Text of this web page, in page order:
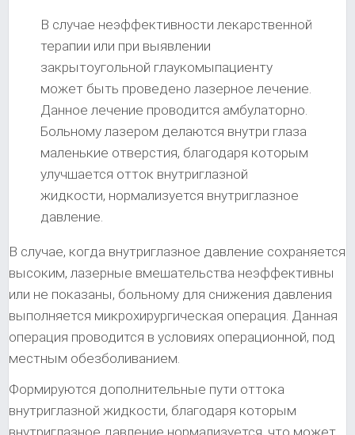
В случае неэффективности лекарственной
терапии или при выявлении
закрытоугольной глаукомыпациенту
может быть проведено лазерное лечение.
Данное лечение проводится амбулаторно.
Больному лазером делаются внутри глаза
маленькие отверстия, благодаря которым
улучшается отток внутриглазной
жидкости, нормализуется внутриглазное
давление.
В случае, когда внутриглазное давление сохраняется
высоким, лазерные вмешательства неэффективны
или не показаны, больному для снижения давления
выполняется микрохирургическая операция. Данная
операция проводится в условиях операционной, под
местным обезболиванием.
Формируются дополнительные пути оттока
внутриглазной жидкости, благодаря которым